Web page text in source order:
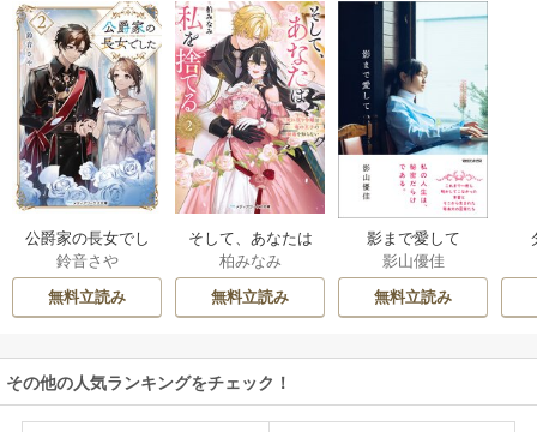
公爵家の長女でし
た
鈴音さや
無料立読み
そして、あなたは
私を捨てる
柏みなみ
無料立読み
影まで愛して
影山優佳
無料立読み
その他の人気ランキングをチェック！